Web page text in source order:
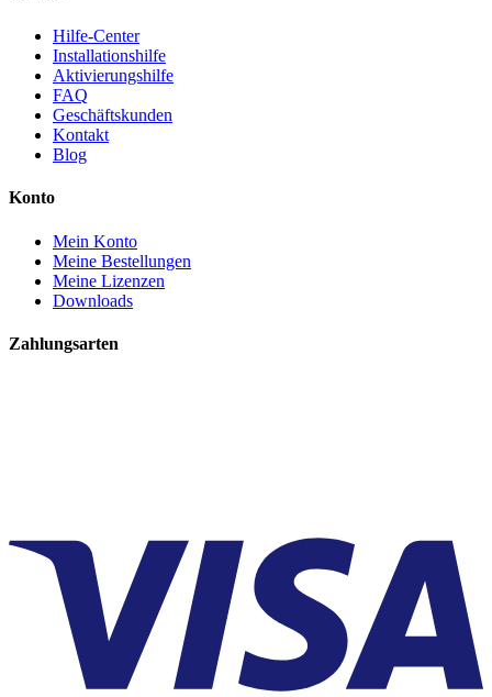
Hilfe-Center
Installationshilfe
Aktivierungshilfe
FAQ
Geschäftskunden
Kontakt
Blog
Konto
Mein Konto
Meine Bestellungen
Meine Lizenzen
Downloads
Zahlungsarten